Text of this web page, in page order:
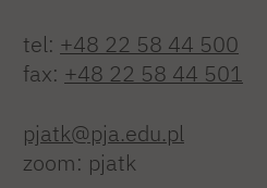
tel: +48 22 58 44 500
fax: +48 22 58 44 501
pjatk@pja.edu.pl
zoom: pjatk